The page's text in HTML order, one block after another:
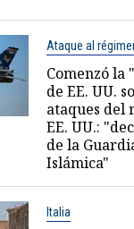
Ataque al
Comenzó la
de EE. UU.
ataques del
EE. UU.:
de la
Islámica"
Italia